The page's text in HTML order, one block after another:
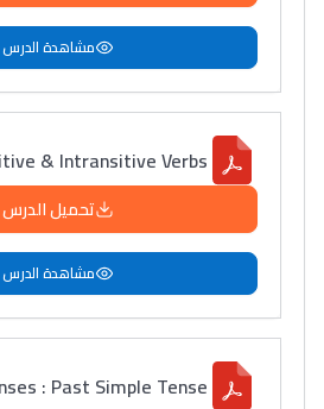
مشاهدة الدرس
& Intransitive Verbs
تحميل الدرس
مشاهدة الدرس
: Past Simple Tense